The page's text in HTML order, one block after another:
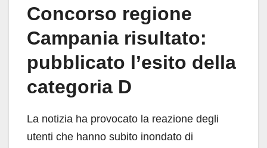
Concorso regione
Campania risultato:
pubblicato l’esito della
categoria D
La notizia ha provocato la reazione degli
utenti che hanno subito inondato di